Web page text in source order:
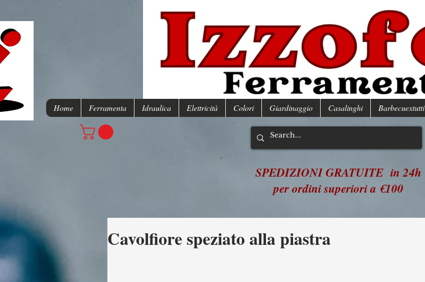
Home Ferramenta Idraulica Elettricità Colori Giardinaggio Casalinghi Barbecuextutti
SPEDIZIONI GRATUITE in 24h
per ordini superiori a €100
Cavolfiore speziato alla piastra